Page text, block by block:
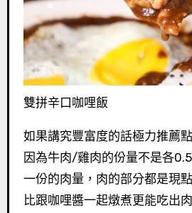
雙拼辛口咖哩飯
如果講究豐富度的話極力推薦
因為牛肉/雞肉的份量不是各
一份的肉量，肉的部分都是現
比跟咖哩醬一起燉煮更能吃出